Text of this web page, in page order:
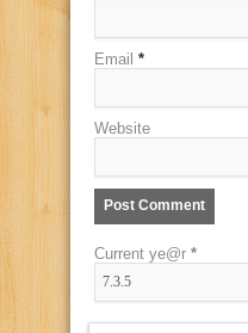
Email *
Website
Current ye@r *